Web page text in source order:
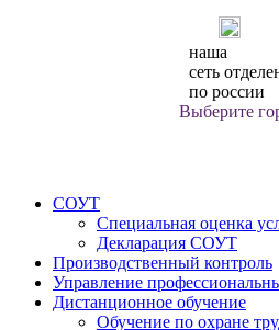
наша
сеть
по россии
Выберите
СОУТ
Специальная оценка
Декларация СОУТ
Производственный контроль
Управление
Дистанционное обучение
Обучение по охране